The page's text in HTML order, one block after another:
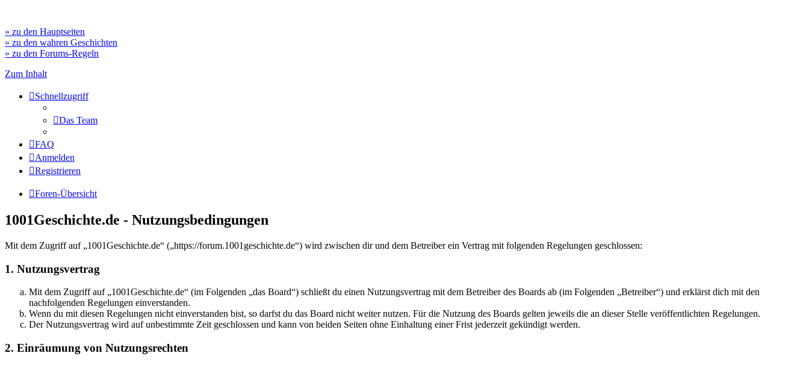
» zu den Hauptseiten
» zu den wahren Geschichten
» zu den Forums-Regeln
Zum Inhalt
Schnellzugriff
Das Team
FAQ
Anmelden
Registrieren
Foren-Übersicht
1001Geschichte.de - Nutzungsbedingungen
Mit dem Zugriff auf „1001Geschichte.de“ („https://forum.1001geschichte.de“) wird zwischen dir und dem Betreiber ein Vertrag mit folgenden Regelungen geschlossen:
1. Nutzungsvertrag
Mit dem Zugriff auf „1001Geschichte.de“ (im Folgenden „das Board“) schließt du einen Nutzungsvertrag mit dem Betreiber des Boards ab (im Folgenden „Betreiber“) und erklärst dich mit den
nachfolgenden Regelungen einverstanden.
Wenn du mit diesen Regelungen nicht einverstanden bist, so darfst du das Board nicht weiter nutzen. Für die Nutzung des Boards gelten jeweils die an dieser Stelle veröffentlichten Regelungen.
Der Nutzungsvertrag wird auf unbestimmte Zeit geschlossen und kann von beiden Seiten ohne Einhaltung einer Frist jederzeit gekündigt werden.
2. Einräumung von Nutzungsrechten